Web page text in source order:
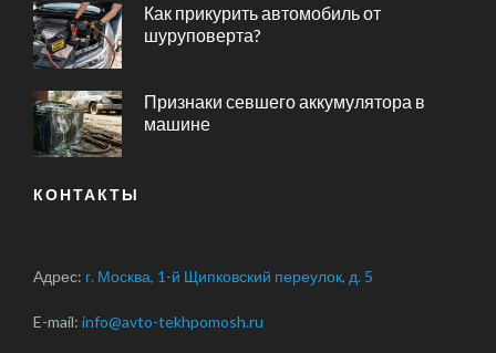
Как прикурить автомобиль от
шуруповерта?
Признаки севшего аккумулятора в
машине
КОНТАКТЫ
Адрес: г. Москва, 1-й Щипковский переулок, д. 5
E-mail: info@avto-tekhpomosh.ru